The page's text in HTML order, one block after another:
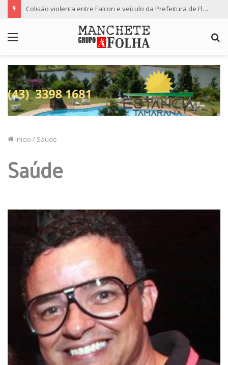
Colisão violenta entre Falcon e veículo da Prefeitura de Floresta termina com dois feridos
Início / Saúde
Saúde